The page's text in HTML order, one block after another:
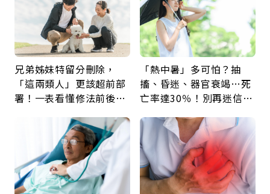
兄弟姊妹特留分刪除，
「這兩類人」更該超前部
署！一表看懂修法前後差
「熱中暑」多可怕？抽
搐、昏迷、器官衰竭…死
亡率達30％！別再迷信
5招才能真救命